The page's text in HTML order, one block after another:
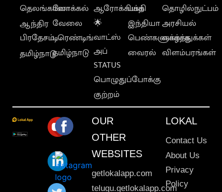
தெலங்கானா
ஆந்திர
பிரதேசம்
தமிழ்நாடு
லோக்கல்
வேலை
டிரெண்டிங்
தமிழ்நாடு
ஆரோக்கியம்
🌟
வாட்ஸ்
அப்
STATUS
பொழுதுப்போக்கு
குற்றம்
பக்தி
இந்தியா
பெண்களுக்காக
வைரல்
தொழில்நுட்பம்
அரசியல்
வாழ்த்துக்கள்
விளம்பரங்கள்
OUR
OTHER
WEBSITES
getlokalapp.com
telugu.getlokalapp.com
LOKAL
Contact Us
About Us
Privacy
Policy